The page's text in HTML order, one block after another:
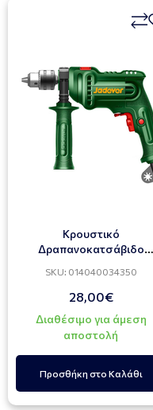
Κρουστικό
Δραπανοκατσάβιδο
SKU: 014040034350
28,00€
Διαθέσιμο για άμεση
αποστολή
Προσθήκη στο Καλάθι